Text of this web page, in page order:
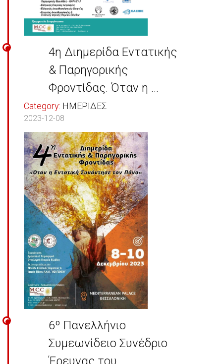
4η Διημερίδα Εντατικής
& Παρηγορικής
Φροντίδας. Όταν η ...
Category: ΗΜΕΡΙΔΕΣ
2023-12-08
6º Πανελλήνιο
Συμεωνίδειο Συνέδριο
Έρευνας του ...